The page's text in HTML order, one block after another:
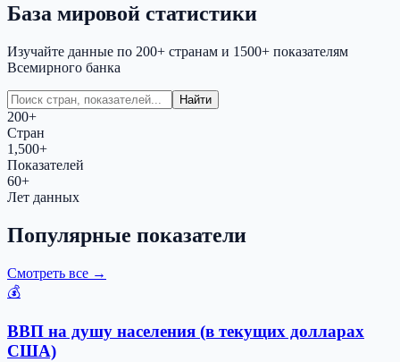
База мировой статистики
Изучайте данные по 200+ странам и 1500+ показателям
Всемирного банка
Найти
200+
Стран
1,500+
Показателей
60+
Лет данных
Популярные показатели
Смотреть все →
💰
ВВП на душу населения (в текущих долларах
США)